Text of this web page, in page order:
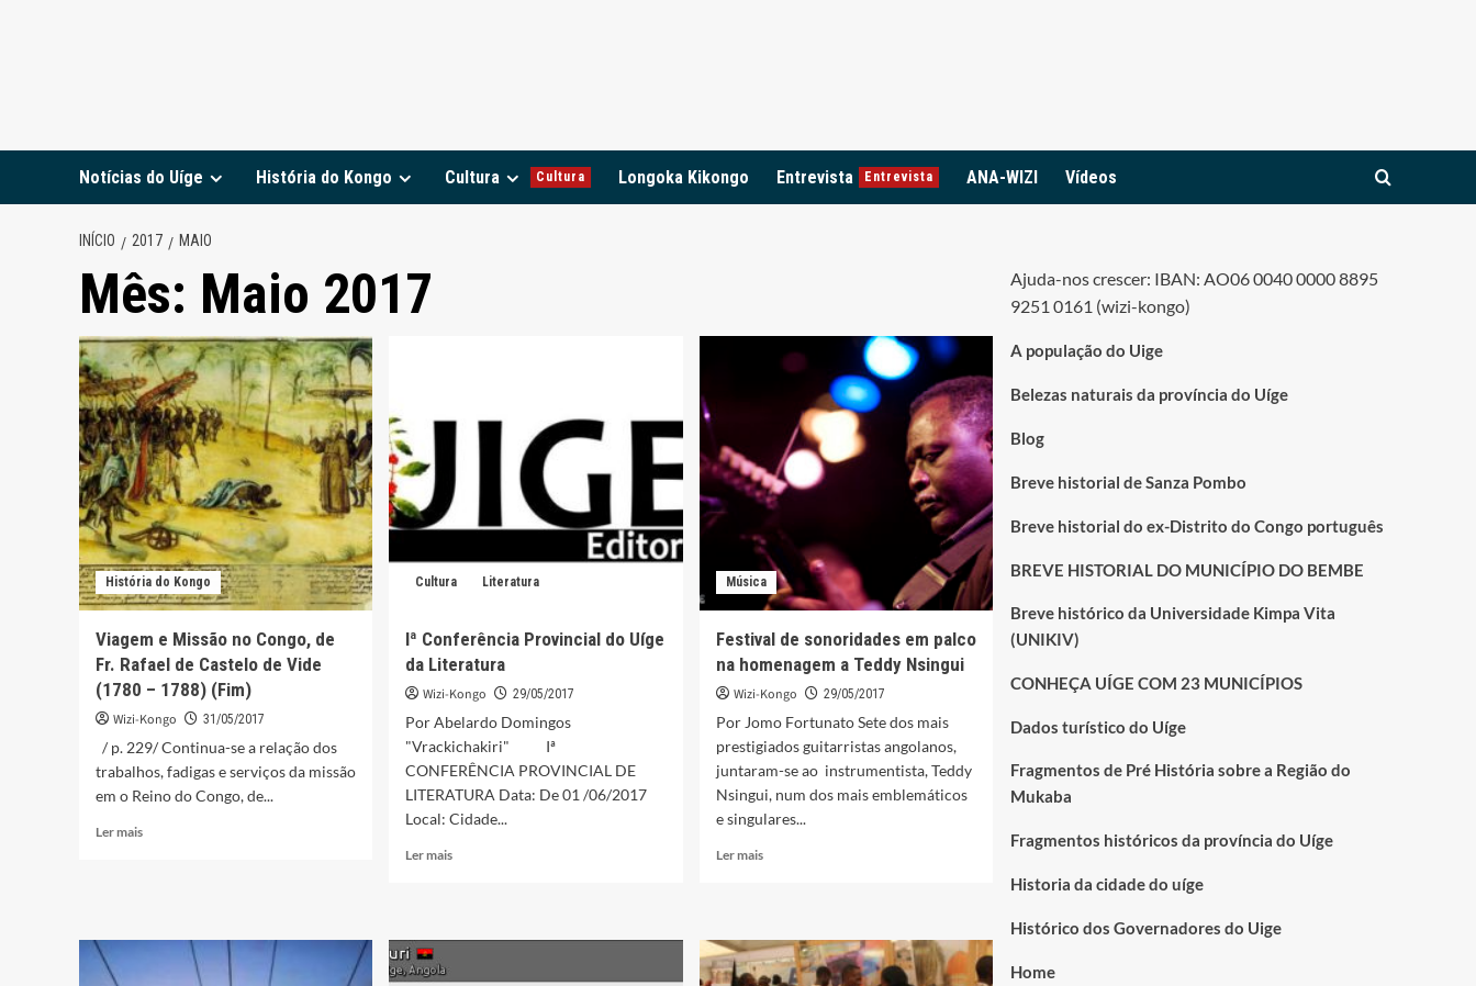
Notícias do Uíge História do Kongo Cultura Cultura Longoka Kikongo Entrevista Entrevista ANA-WIZI Vídeos
INÍCIO 2017 MAIO
Mês: Maio 2017
História do Kongo
Viagem e Missão no Congo, de
Fr. Rafael de Castelo de Vide
(1780 – 1788) (Fim)
Wizi-Kongo 31/05/2017
/ p. 229/ Continua-se a relação dos
trabalhos, fadigas e serviços da missão
em o Reino do Congo, de...
Ler maisLeia
Cultura Literatura
Iª Conferência Provincial do Uíge
da Literatura
Wizi-Kongo 29/05/2017
Por Abelardo Domingos
"Vrackichakiri" Iª
CONFERÊNCIA PROVINCIAL DE
LITERATURA Data: De 01 /06/2017
Local: Cidade...
Ler maisLeia
Música
Festival de sonoridades em palco
na homenagem a Teddy Nsingui
Wizi-Kongo 29/05/2017
Por Jomo Fortunato Sete dos mais
prestigiados guitarristas angolanos,
juntaram-se ao instrumentista, Teddy
Nsingui, num dos mais emblemáticos
e singulares...
Ler maisLeia
sonoridades
em
Ajuda-nos crescer: IBAN: AO06 0040 0000 8895
9251 0161 (wizi-kongo)
A população do Uige
Belezas naturais da província do Uíge
Blog
Breve historial de Sanza Pombo
Breve historial do ex-Distrito do Congo português
BREVE HISTORIAL DO MUNICÍPIO DO BEMBE
Breve histórico da Universidade Kimpa Vita
(UNIKIV)
CONHEÇA UÍGE COM 23 MUNICÍPIOS
Dados turístico do Uíge
Fragmentos de Pré História sobre a Região do
Mukaba
Fragmentos históricos da província do Uíge
Historia da cidade do uíge
Histórico dos Governadores do Uige
Home